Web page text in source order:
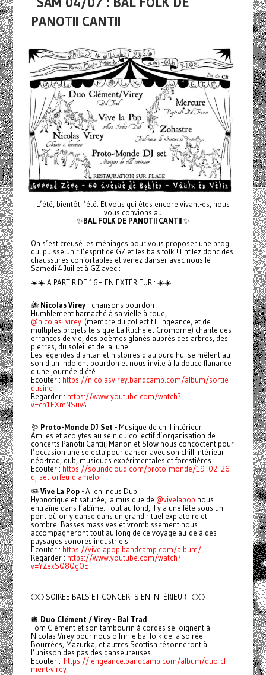
PANOTII CANTII
L’été, bientôt l’été. Et vous qui êtes encore vivant-es, nous
vous convions au
✨BAL FOLK DE PANOTII CANTII✨
On s’est creusé les méninges pour vous proposer une prog
qui puisse unir l’esprit de GZ et les bals folk ! Enfilez donc des
chaussures confortables et venez danser avec nous le
Samedi 4 Juillet à GZ avec :
☀️☀️ A PARTIR DE 16H EN EXTÉRIEUR : ☀️☀️
🐝Nicolas Virey- chansons bourdon
Humblement harnaché à sa vielle à roue,
@nicolas_virey(membre du collectif l'Engeance, et de
multiples projets tels que La Ruche et Cromorne) chante des
errances de vie, des poèmes glanés auprès des arbres, des
pierres, du soleil et de la lune.
Les légendes d'antan et histoires d'aujourd'hui se mêlent au
son d'un indolent bourdon et nous invite à la douce flanance
d'une journée d'été
Ecouter : https://nicolasvirey.bandcamp.com/album/sortie-
dusine
Regarder : https://www.youtube.com/watch?
v=cp1EXmNSuv4
🪱 Proto-Monde DJ Set - Musique de chill intérieur
Ami·es et acolytes au sein du collectif d’organisation de
concerts Panotii Cantii, Manon et Slow nous concoctent pour
l’occasion une selecta pour danser avec son chill intérieur :
néo-trad, dub, musiques expérimentales et forestières.
Ecouter : https://soundcloud.com/proto-monde/19_02_26-
dj-set-orfeu-diamelo
🦠Vive La Pop- Alien Indus Dub
Hypnotique et saturée, la musique de @vivelapop nous
entraîne dans l’abîme. Tout au fond, il y a une fête sous un
pont où on y danse dans un grand rituel expiatoire et
sombre. Basses massives et vrombissement nous
accompagneront tout au long de ce voyage au-delà des
paysages sonores industriels.
Ecouter : https://vivelapop.bandcamp.com/album/ii
Regarder : https://www.youtube.com/watch?
v=YZexSQ8QgOE
🌕🌕 SOIREE BALS ET CONCERTS EN INTÉRIEUR : 🌕🌕
🪩 Duo Clément / Virey - Bal Trad
Tom Clément et son tambourin à cordes se joignent à
Nicolas Virey pour nous offrir le bal folk de la soirée.
Bourrées, Mazurka, et autres Scottish résonneront à
l’unisson des pas des danseureuses.
Ecouter : https://lengeance.bandcamp.com/album/duo-cl-
ment-virey